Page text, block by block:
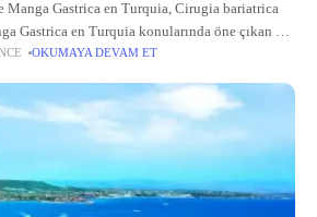
Gastrica en Turquia, Cirugia bariatrica
Gastrica en Turquia konularında öne çıkan bir
mücadele eden hastalara kapsamlı
ÖNCE OKUMAYA DEVAM ET